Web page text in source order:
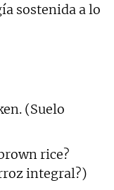
sostenida a lo
(Suelo
rice?
integral?)